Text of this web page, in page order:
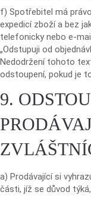
f) Spotřebitel má
expedicí zboží a bez
telefonicky nebo e-
„Odstupuji od
Nedodržení tohoto
odstoupení, pokud je
9.
a) Prodávající si
části, jíž se důvod